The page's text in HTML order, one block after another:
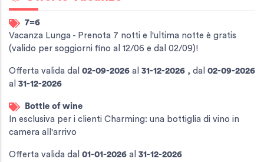
7=6
Vacanza Lunga - Prenota 7 notti e l'ultima notte è gratis
(valido per soggiorni fino al 12/06 e dal 02/09)!
Offerta valida dal 02-09-2026 al 31-12-2026 , dal 02-09-2026
al 31-12-2026
Bottle of wine
In esclusiva per i clienti Charming: una bottiglia di vino in
camera all'arrivo
Offerta valida dal 01-01-2026 al 31-12-2026